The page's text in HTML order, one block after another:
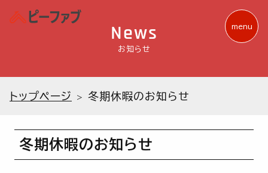
menu
News
お知らせ
トップページ 冬期休暇のお知らせ
冬期休暇のお知らせ